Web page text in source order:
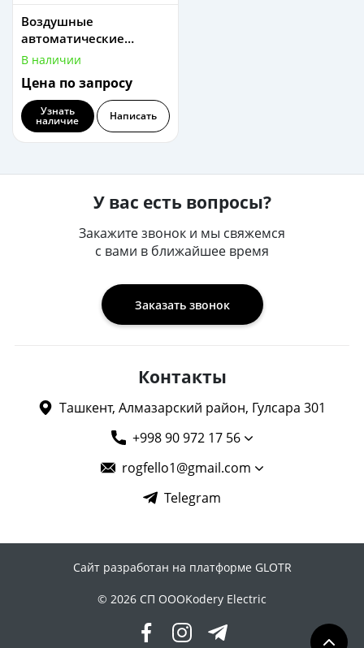
Воздушные
автоматические
выключатели
В наличии
Цена по запросу
Узнать
наличие Написать
У вас есть вопросы?
Закажите звонок и мы свяжемся
с вами в ближайшее время
Заказать звонок
Контакты
Ташкент, Алмазарский район, Гулсара 301
+998 90 972 17 56
rogfello1@gmail.com
Telegram
Сайт разработан на платформе GLOTR
© 2026 СП ОООKodery Electric